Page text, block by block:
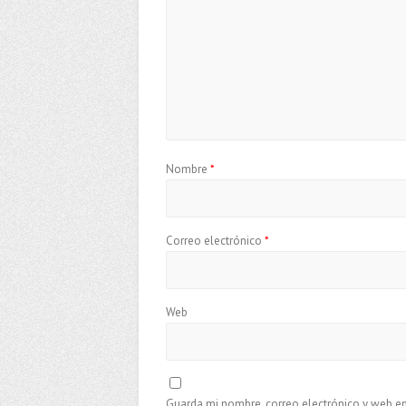
Nombre *
Correo electrónico *
Web